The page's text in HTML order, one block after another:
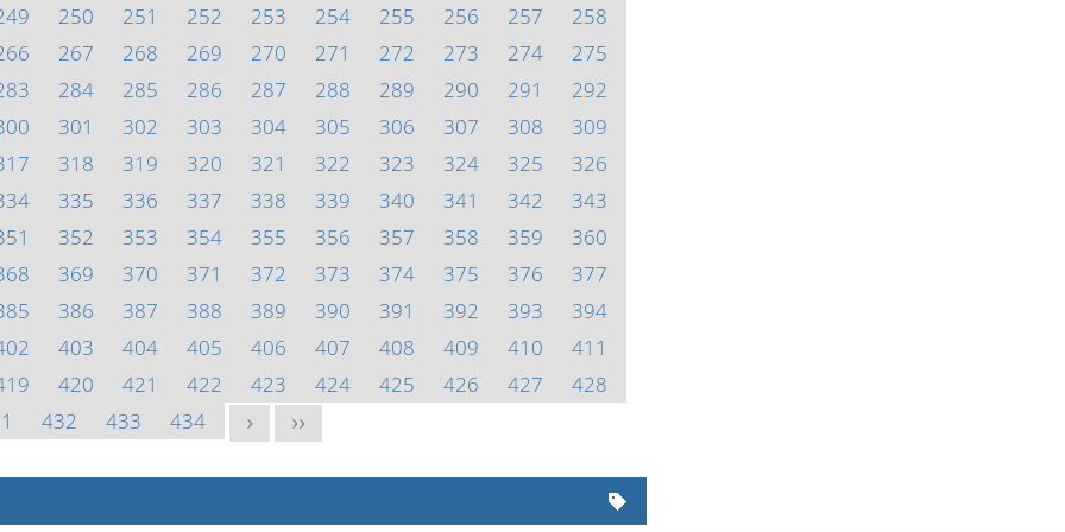
250 251 252 253 254 255 256 257
258
267 268 269 270 271 272 273 274
275
284 285 286 287 288 289 290 291
292
301 302 303 304 305 306 307 308
309
318 319 320 321 322 323 324 325
326
335 336 337 338 339 340 341 342
343
352 353 354 355 356 357 358 359
360
369 370 371 372 373 374 375 376
377
386 387 388 389 390 391 392 393
394
403 404 405 406 407 408 409 410
411
420 421 422 423 424 425 426 427
428
432 433 434 > >>